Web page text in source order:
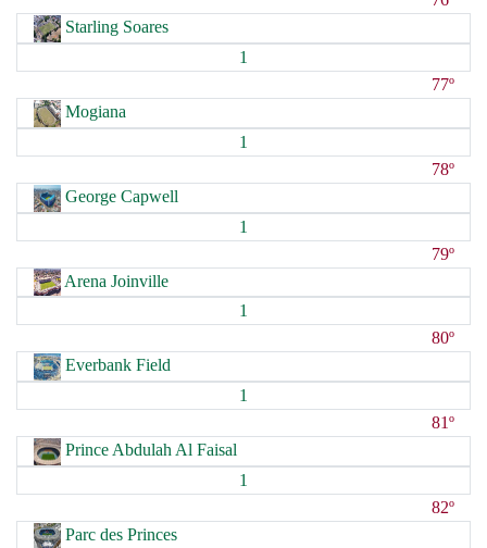
Starling Soares
1
77º
Mogiana
1
78º
George Capwell
1
79º
Arena Joinville
1
80º
Everbank Field
1
81º
Prince Abdulah Al Faisal
1
82º
Parc des Princes